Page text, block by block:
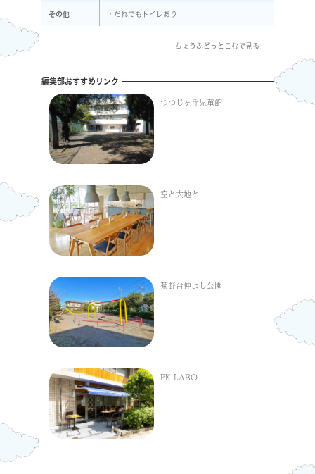
その他 ・だれでもトイレあり
ちょうふどっとこむで見る
編集部おすすめリンク
つつじヶ丘児童館
空と大地と
菊野台仲よし公園
PK LABO